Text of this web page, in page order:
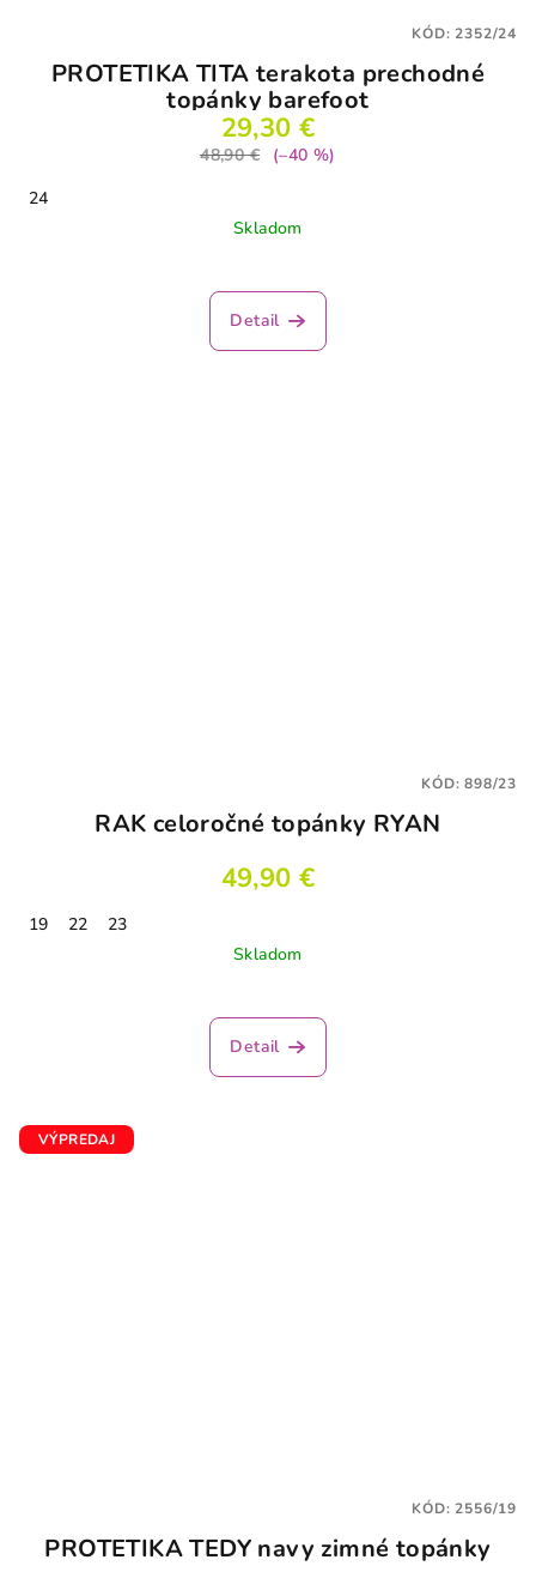
PROTETIKA TITA terakota prechodné
topánky barefoot
29,30 €
48,90 €
(–40 %)
24
Skladom
Detail
KÓD:2352/24
RAK celoročné topánky RYAN
49,90 €
19 22
23
Skladom
Detail
KÓD:898/23
VÝPREDAJ
PROTETIKA TEDY navy zimné topánky
KÓD:2556/19